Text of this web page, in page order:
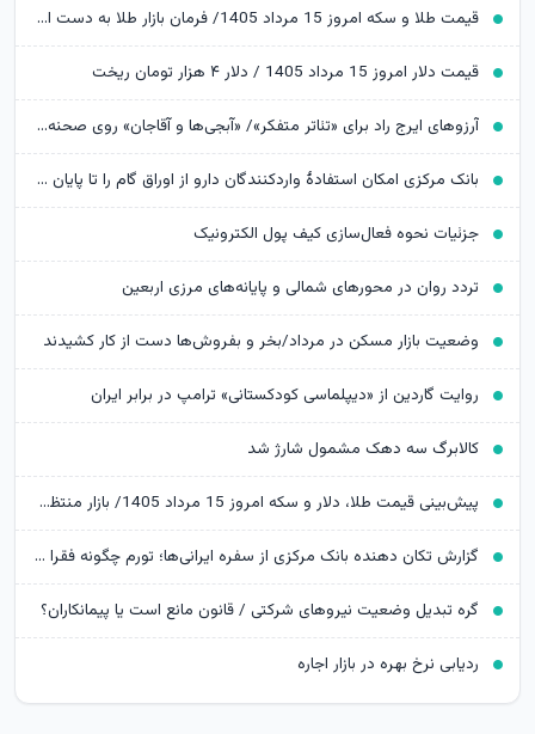
قیمت طلا و سکه امروز 15 مرداد 1405/ فرمان بازار طلا به دست اونس جهانی افتاد
قیمت دلار امروز 15 مرداد 1405 / دلار ۴ هزار تومان ریخت
آرزوهای ایرج راد برای «تئاتر متفکر»/ «آبجی‌ها و آقاجان» روی صحنه می‌رود
بانک مرکزی امکان استفادۀ واردکنندگان دارو از اوراق گام را تا پایان امسال تمدید کرد
جزئیات نحوه فعال‌سازی کیف پول الکترونیک
تردد روان در محورهای شمالی و پایانه‌های مرزی اربعین
وضعیت بازار مسکن در مرداد/بخر و بفروش‌ها دست از کار کشیدند
روایت گاردین از «دیپلماسی کودکستانی» ترامپ در برابر ایران
کالابرگ سه دهک مشمول شارژ شد
پیش‌بینی قیمت طلا، دلار و سکه امروز 15 مرداد 1405/ بازار منتظر مذاکرات تنگه هرمز
گزارش تکان‌ دهنده بانک مرکزی از سفره ایرانی‌ها؛ تورم چگونه فقرا را فقیرتر کرد؟
گره تبدیل وضعیت نیروهای شرکتی / قانون مانع است یا پیمانکاران؟
ردیابی نرخ بهره در بازار اجاره